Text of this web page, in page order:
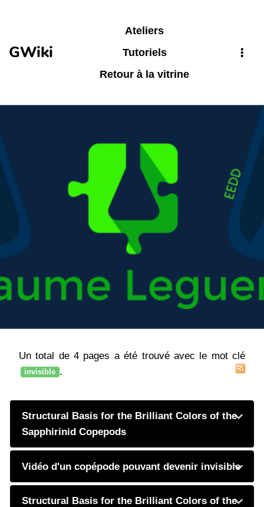
GWiki
Ateliers
Tutoriels
Retour à la vitrine
Un total de 4 pages a été trouvé avec le mot clé
invisible .
Structural Basis for the Brilliant Colors of the
Sapphirinid Copepods
Vidéo d'un copépode pouvant devenir invisible
Structural Basis for the Brilliant Colors of the